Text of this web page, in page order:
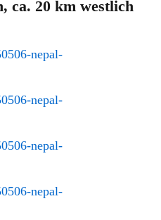
ca. 20 km westlich